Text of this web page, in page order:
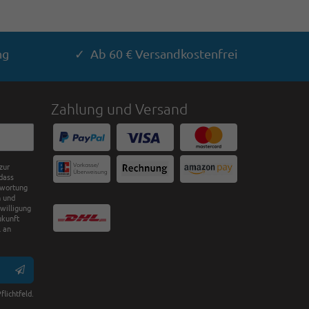
✓ Ab 60 € Versandkostenfrei
und
an
Zahlung und Versand